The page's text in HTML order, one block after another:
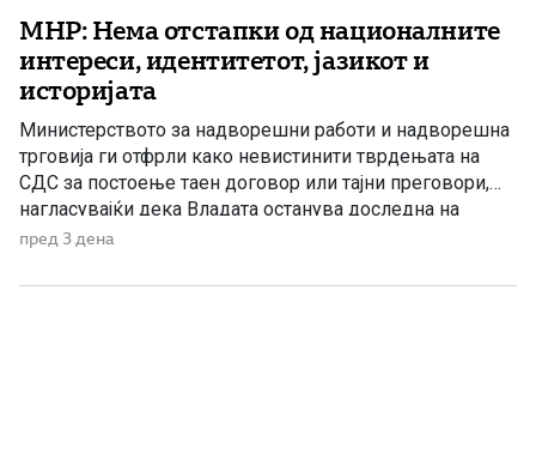
МНР: Нема отстапки од националните
интереси, идентитетот, јазикот и
историјата
Министерството за надворешни работи и надворешна
трговија ги отфрли како невистинити тврдењата на
СДС за постоење таен договор или тајни преговори,
нагласувајќи дека Владата останува доследна на
утврдените државни позиции и нема да прифати
идентитетот, јазикот и историјата. „Денешната прес-
пред 3 дена